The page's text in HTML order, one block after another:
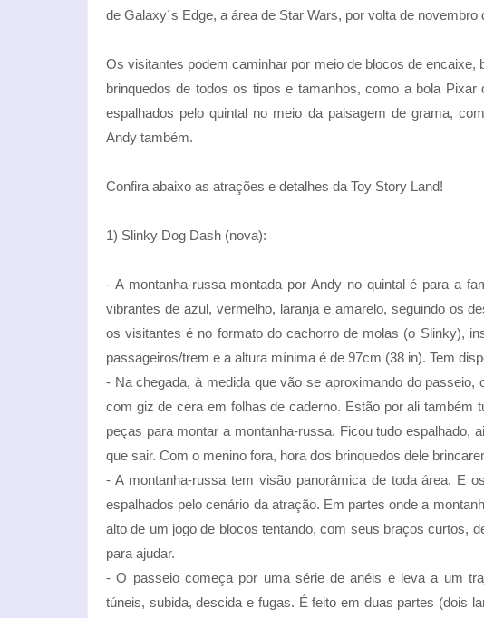
de Galaxy´s Edge, a área de Star Wars, por volta de novembro
Os visitantes podem caminhar por meio de blocos de
brinquedos de todos os tipos e tamanhos, como a bola
espalhados pelo quintal no meio da paisagem de grama,
Andy também.
Confira abaixo as atrações e detalhes da Toy Story Land!
1) Slinky Dog Dash (nova):
- A montanha-russa montada por Andy no quintal é para a
vibrantes de azul, vermelho, laranja e amarelo, seguindo os
os visitantes é no formato do cachorro de molas (o Slinky),
passageiros/trem e a altura mínima é de 97cm (38 in). Tem
- Na chegada, à medida que vão se aproximando do
com giz de cera em folhas de caderno. Estão por ali também
peças para montar a montanha-russa. Ficou tudo espalhado,
que sair. Com o menino fora, hora dos brinquedos dele
- A montanha-russa tem visão panorâmica de toda área. E
espalhados pelo cenário da atração. Em partes onde a
alto de um jogo de blocos tentando, com seus braços curtos,
para ajudar.
- O passeio começa por uma série de anéis e leva a um
túneis, subida, descida e fugas. É feito em duas partes (dois